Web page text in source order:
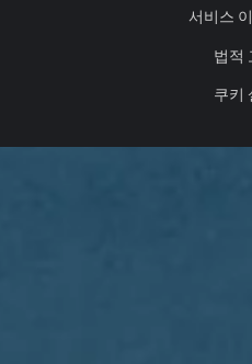
서비스
법적
쿠키